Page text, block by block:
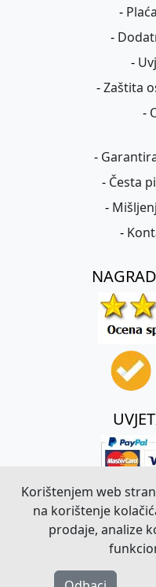
Korištenjem web
na korištenje
prodaje, analize
-
-
-
-Zaštita
-
-
- Česta
-
-